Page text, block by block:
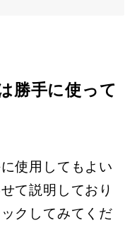
勝手に使って
使用してもよい
て説明しており
クしてみてくだ